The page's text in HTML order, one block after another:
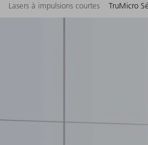
Lasers à impulsions courtes TruMicro